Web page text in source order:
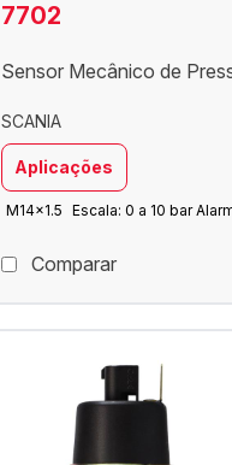
7702
Sensor Mecânico de
SCANIA
Aplicações
M14x1.5 Escala: 0 a 10 bar
Comparar